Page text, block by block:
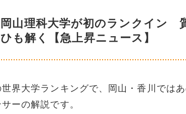
岡山理科大学が初のランクイン
も解く【急上昇ニュース】
界大学ランキングで、岡山・香川では
ーの解説です。